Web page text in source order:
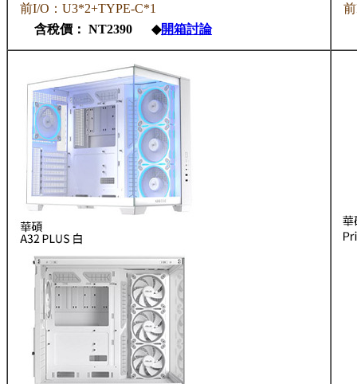
前I/O：U3*2+TYPE-C*1
含稅價： NT2390 ◆開箱討論